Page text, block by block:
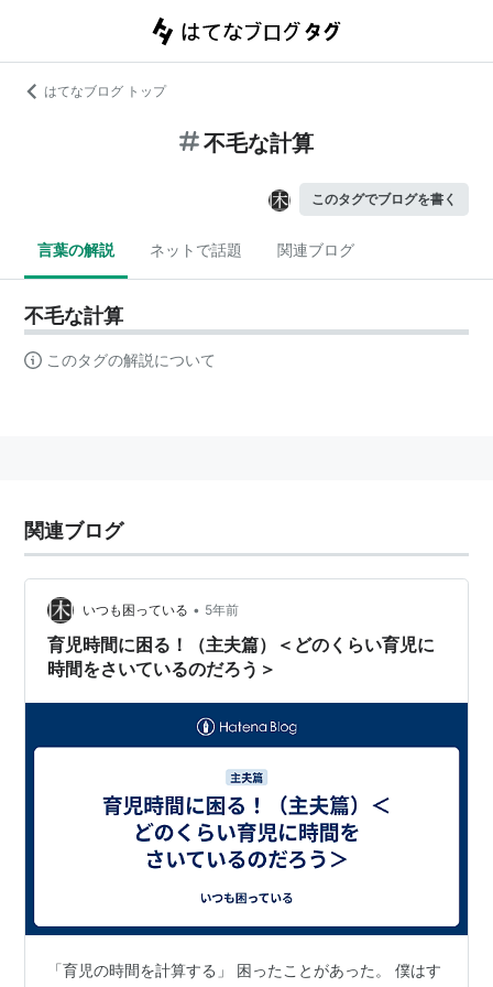
はてなブログ トップ
不毛な計算
このタグでブログを書く
言葉の解説 ネットで話題 関連ブログ
不毛な計算
このタグの解説について
関連ブログ
いつも困っている • 5年前
育児時間に困る！（主夫篇）＜どのくらい育児に
時間をさいているのだろう＞
「育児の時間を計算する」 困ったことがあった。 僕はす